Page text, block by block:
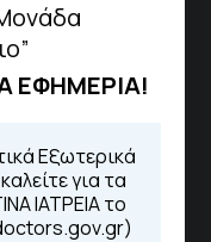
ΕΦΗΜΕΡΙΑ!
Εξωτερικά
για τα
ΙΑΤΡΕΙΑ το